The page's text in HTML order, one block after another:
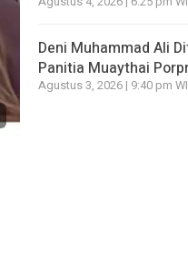
Deni Muhammad Ali
Panitia Muaythai
Agustus 3, 2026 | 9:40 pm